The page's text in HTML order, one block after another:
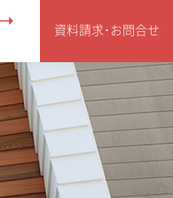
資料請求･お問合せ